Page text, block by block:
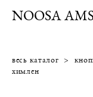
NOOSA
весь каталог >
химлен